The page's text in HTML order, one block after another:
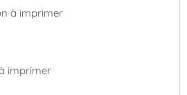
à imprimer
imprimer